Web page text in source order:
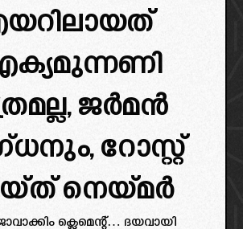
ജർമൻ
റോസ്റ്റ്
നെയ്മർ
ക്ലെമെന്റ്… ദയവായി